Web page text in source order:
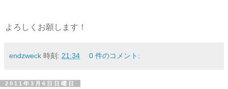
よろしくお願します！
endzweck 時刻: 21:34 0 件のコメント:
2011年3月6日日曜日